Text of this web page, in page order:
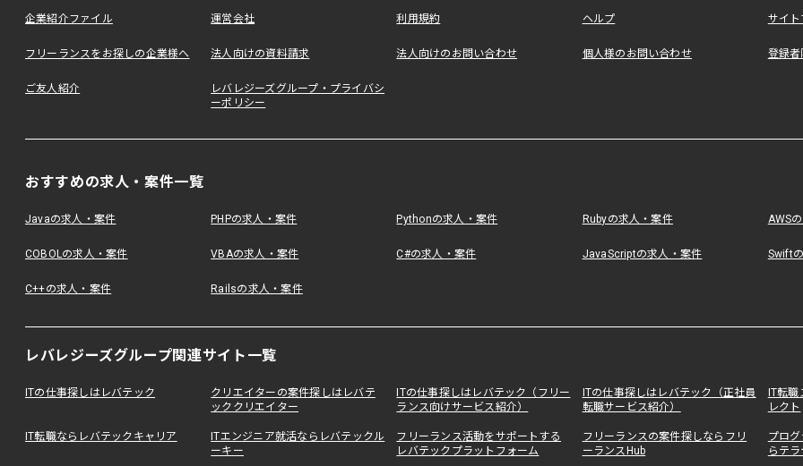
企業紹介ファイル 運営会社 利用規約 ヘルプ サイ
フリーランスをお探しの企業様へ 法人向けの資料請求 法人向けのお問い合わせ 個人様のお問い合わせ 登録者
ご友人紹介
レバレジーズグループ・プライバシ
ーポリシー
おすすめの求人・案件一覧
Javaの求人・案件 PHPの求人・案件 Pythonの求人・案件 Rubyの求人・案件 AWS
COBOLの求人・案件 VBAの求人・案件 C#の求人・案件 JavaScriptの求人・案件 Swift
C++の求人・案件 Railsの求人・案件
レバレジーズグループ関連サイト一覧
ITの仕事探しはレバテック
クリエイターの案件探しはレバテ
ッククリエイター
ITの仕事探しはレバテック（フリー
ランス向けサービス紹介）
ITの仕事探しはレバテック（正社員
転職サービス紹介）
IT転
レクト
IT転職ならレバテックキャリア
ITエンジニア就活ならレバテックル
ーキー
フリーランス活動をサポートする
レバテックプラットフォーム
フリーランスの案件探しならフリ
ーランスHub
プロ
らテ